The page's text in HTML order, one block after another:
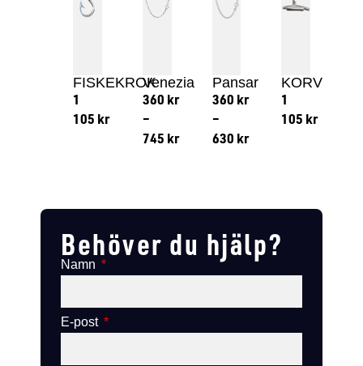
FISKEKROK
1
105 kr
Venezia
360 kr
–
745 kr
Pansar
360 kr
–
630 kr
KORV
1
105 kr
Behöver du hjälp?
Namn
E-post